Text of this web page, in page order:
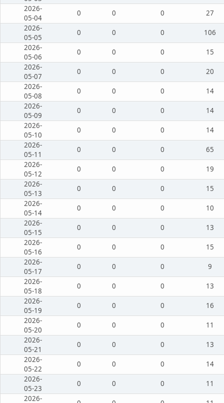
2026-
05-04
0 0 0
27
2026-
05-05
0 0 0
106
2026-
05-06
0 0 0
15
2026-
05-07
0 0 0
20
2026-
05-08
0 0 0
14
2026-
05-09
0 0 0
14
2026-
05-10
0 0 0
14
2026-
05-11
0 0 0
65
2026-
05-12
0 0 0
19
2026-
05-13
0 0 0
15
2026-
05-14
0 0 0
10
2026-
05-15
0 0 0
13
2026-
05-16
0 0 0
15
2026-
05-17
0 0 0
9
2026-
05-18
0 0 0
13
2026-
05-19
0 0 0
16
2026-
05-20
0 0 0
11
2026-
05-21
0 0 0
13
2026-
05-22
0 0 0
14
2026-
05-23
0 0 0
11
2026-